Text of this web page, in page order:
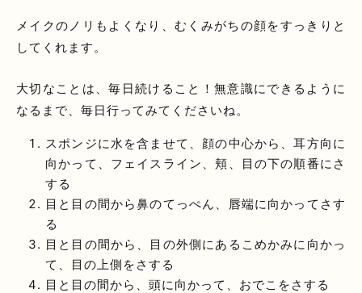
メイクのノリもよくなり、むくみがちの顔をすっきりと
してくれます。
大切なことは、毎日続けること！無意識にできるように
なるまで、毎日行ってみてくださいね。
スポンジに水を含ませて、顔の中心から、耳方向に
向かって、フェイスライン、頬、目の下の順番にさ
する
目と目の間から鼻のてっぺん、唇端に向かってさす
る
目と目の間から、目の外側にあるこめかみに向かっ
て、目の上側をさする
目と目の間から、頭に向かって、おでこをさする